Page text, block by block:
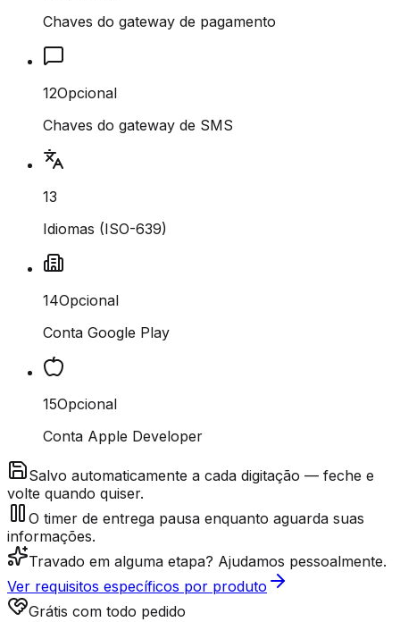
Chaves do gateway de pagamento
12Opcional
Chaves do gateway de SMS
13
Idiomas (ISO-639)
14Opcional
Conta Google Play
15Opcional
Conta Apple Developer
Salvo automaticamente a cada digitação — feche e
volte quando quiser.
O timer de entrega pausa enquanto aguarda suas
informações.
Travado em alguma etapa? Ajudamos pessoalmente.
Ver requisitos específicos por produto
Grátis com todo pedido